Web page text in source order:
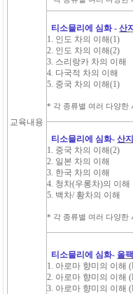
교육내용
티소믈리에 심화 - 산
1. 인도 차의 이해(1)
2. 인도 차의 이해(2)
3. 스리랑카 차의 이해
4. 다국적 차의 이해
5. 중국 차의 이해(1)
* 각 종류별 여러 다양한
티소믈리에 심화- 산
1. 중국 차의 이해(2)
2. 일본 차의 이해
3. 한국 차의 이해
4. 청차(우롱차)의 이해
5. 백차/ 황차의 이해
* 각 종류별 여러 다양한
티소믈리에 심화- 올
1. 아로마 향미의 이해
2. 아로마 향미의 이해
3. 아로마 향미의 이해